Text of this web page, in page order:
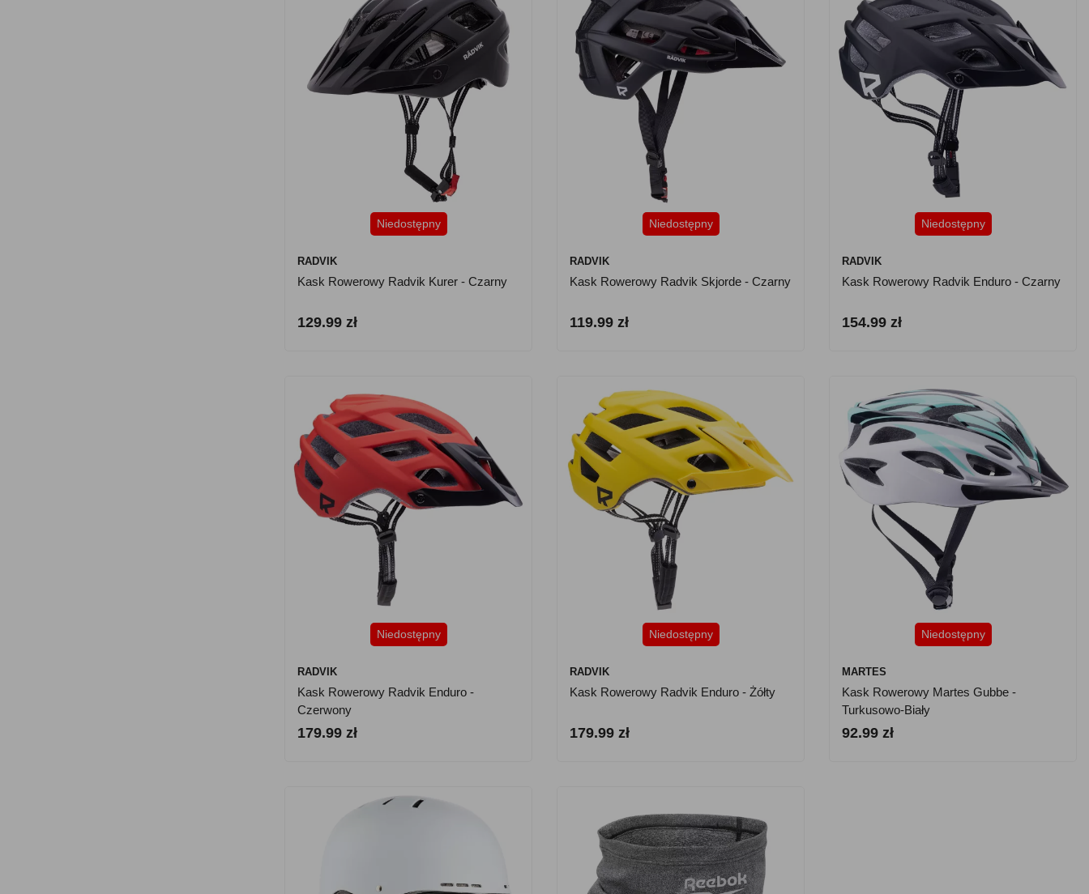
Niedostępny
RADVIK
Kask Rowerowy Radvik Kurer - Czarny
129.99 zł
Niedostępny
RADVIK
Kask Rowerowy Radvik Skjorde - Czarny
119.99 zł
Niedostępny
RADVIK
Kask Rowerowy Radvik Enduro - Czarny
154.99 zł
Niedostępny
RADVIK
Kask Rowerowy Radvik Enduro -
Czerwony
179.99 zł
Niedostępny
RADVIK
Kask Rowerowy Radvik Enduro - Żółty
179.99 zł
Niedostępny
MARTES
Kask Rowerowy Martes Gubbe -
Turkusowo-Biały
92.99 zł